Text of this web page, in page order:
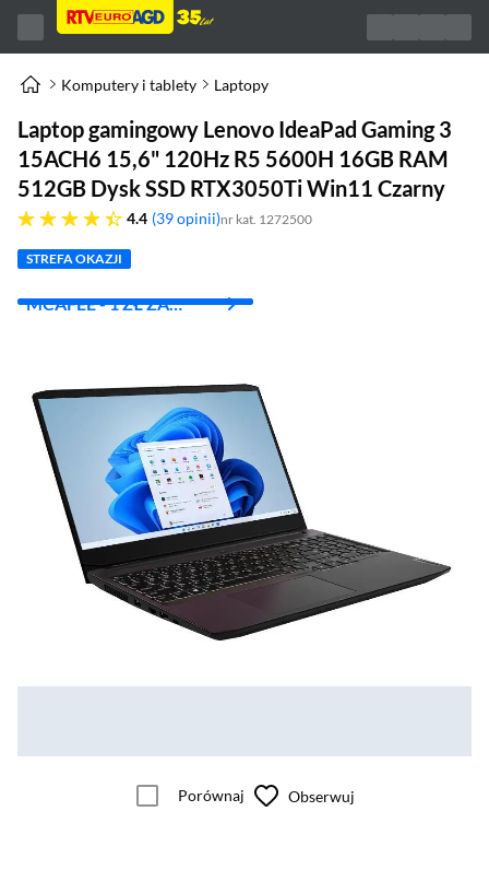
Komputery i tablety Laptopy
Laptop gamingowy Lenovo IdeaPad Gaming 3
15ACH6 15,6" 120Hz R5 5600H 16GB RAM
512GB Dysk SSD RTX3050Ti Win11 Czarny
4.4
4.4 gwiazdek 39 opinii nr kat. 1272500
STREFA OKAZJI
MCAFEE - 1 ZŁ ZA
Porównaj Obserwuj